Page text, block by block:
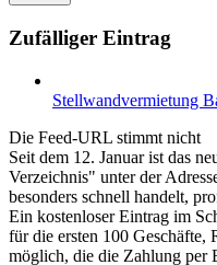
Zufälliger Eintrag
Stellwandvermietung
Die Feed-URL stimmt nicht
Seit dem 12. Januar ist das
Verzeichnis" unter der
besonders schnell handelt,
Ein kostenloser Eintrag im
für die ersten 100 Geschäfte,
möglich, die die Zahlung per